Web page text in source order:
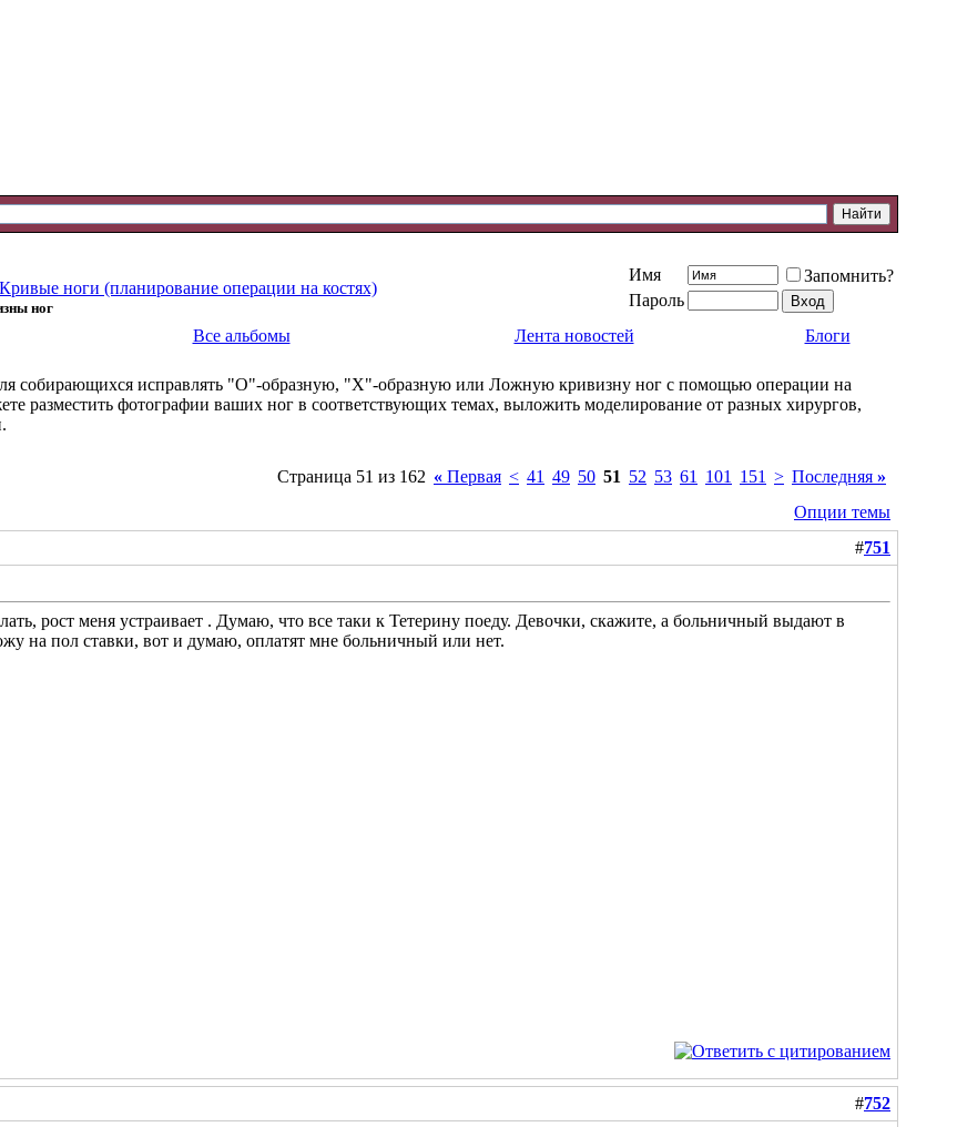
Кривые ноги (планирование операции на костях)
ног
Имя
Запомнить?
Пароль
Все альбомы Лента новостей Блоги
собирающихся исправлять "О"-образную, "Х"-образную или Ложную кривизну ног с помощью операции на
разместить фотографии ваших ног в соответствующих темах, выложить моделирование от разных хирургов,
Страница 51 из 162 « Первая < 41 49 50 51 52 53 61 101 151 > Последняя »
Опции темы
#751
рост меня устраивает . Думаю, что все таки к Тетерину поеду. Девочки, скажите, а больничный выдают в
на пол ставки, вот и думаю, оплатят мне больничный или нет.
#752